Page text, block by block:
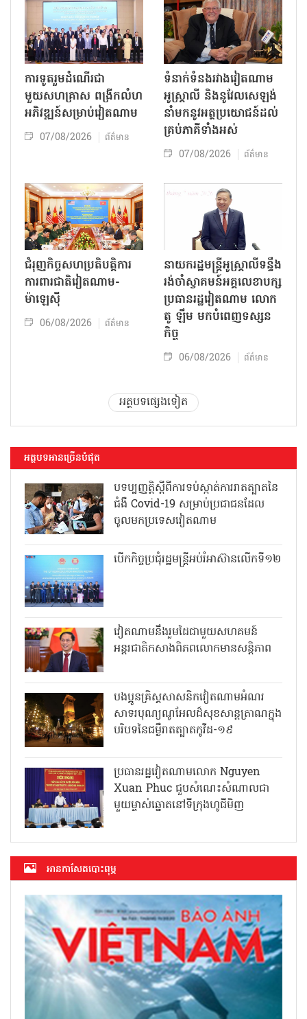
ការទូតរួមដំណើរជា
មួយសហគ្រាស ពង្រីកលំហ
អភិវឌ្ឍន៍សម្រាប់វៀតណាម
07/08/2026 ព័ត៌មាន
ទំនាក់ទំនងរវាងវៀតណាម
អូស្ត្រាលី និងនូវែលសេឡង់
នាំមកនូវអត្ថប្រយោជន៍ដល់
គ្រប់ភាគីទាំងអស់
07/08/2026 ព័ត៌មាន
ជំរុញកិច្ចសហប្រតិបត្តិការ
ការពារជាតិវៀតណាម-
ម៉ាឡេស៊ី
06/08/2026 ព័ត៌មាន
នាយករដ្ឋមន្ត្រីអូស្ត្រាលីទន្ទឹង
រង់ចាំស្វាគមន៍អគ្គលេខាបក្ស
ប្រធានរដ្ឋវៀតណាម លោក
តូ ឡឹម មកបំពេញទស្សន
កិច្ច
06/08/2026 ព័ត៌មាន
អត្ថបទផ្សេងទៀត
អត្ថបទអានច្រើនបំផុត
បទប្បញ្ញត្តិស្តីពីការទប់ស្កាត់ការរាតត្បាតនៃ
ជំងឺ Covid-19 សម្រាប់ប្រជាជនដែល
ចូលមកប្រទេសវៀតណាម
បើកកិច្ចប្រជុំរដ្ឋមន្ត្រីអប់រំអាស៊ានលើកទី១២
វៀតណាមនឹងរួមដៃជាមួយសហគមន៍
អន្តរជាតិកសាងពិភពលោកមានសន្តិភាព
បងប្អូនគ្រិស្តសាសនិកវៀតណាមអំណរ
សាទរបុណ្យណូអែលដ៏សុខសាន្តត្រាណក្នុង
បរិបទនៃជម្ងឺរាតត្បាតកូវីដ-១៩
ប្រធានរដ្ឋវៀតណាមលោក Nguyen
Xuan Phuc ជួបសំណេះសំណាលជា
មួយម្ចាស់ឆ្នោតនៅទីក្រុងហូជីមិញ
អាន​កាសែត​បោះពុម្ភ